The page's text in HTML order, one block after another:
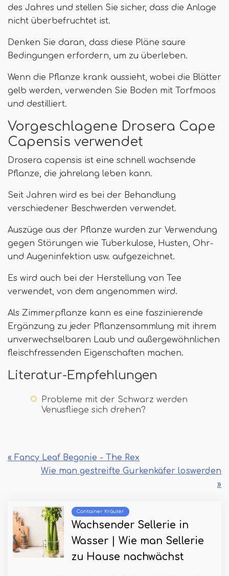
des Jahres und stellen Sie sicher, dass die Anlage
nicht überbefruchtet ist.
Denken Sie daran, dass diese Pläne saure
Bedingungen erfordern, um zu überleben.
Wenn die Pflanze krank aussieht, wobei die Blätter
gelb werden, verwenden Sie Boden mit Torfmoos
und destilliert.
Vorgeschlagene Drosera Cape
Capensis verwendet
Drosera capensis ist eine schnell wachsende
Pflanze, die jahrelang leben kann.
Seit Jahren wird es bei der Behandlung
verschiedener Beschwerden verwendet.
Auszüge aus der Pflanze wurden zur Verwendung
gegen Störungen wie Tuberkulose, Husten, Ohr-
und Augeninfektion usw. aufgezeichnet.
Es wird auch bei der Herstellung von Tee
verwendet, von dem angenommen wird.
Als Zimmerpflanze kann es eine faszinierende
Ergänzung zu jeder Pflanzensammlung mit ihrem
unverwechselbaren Laub und außergewöhnlichen
fleischfressenden Eigenschaften machen.
Literatur-Empfehlungen
Probleme mit der Schwarz werden
Venusfliege sich drehen?
« Fancy Leaf Begonie - The Rex
Wie man gestreifte Gurkenkäfer loswerden
»
Container Kräuter
Wachsender Sellerie in
Wasser | Wie man Sellerie
zu Hause nachwächst